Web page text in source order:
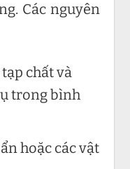
Các nguyên
chất và
trong bình
hoặc các vật